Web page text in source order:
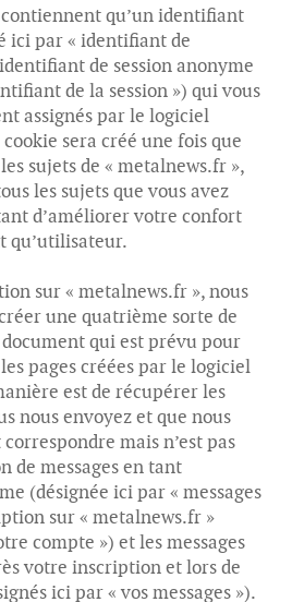
qu’un identifiant
ici par « identifiant de
de session anonyme
de la session ») qui vous
assignés par le logiciel
sera créé une fois que
sujets de « metalnews.fr »,
les sujets que vous avez
d’améliorer votre confort
qu’utilisateur.
sur « metalnews.fr », nous
une quatrième sorte de
qui est prévu pour
pages créées par le logiciel
est de récupérer les
nous envoyez et que nous
mais n’est pas
de messages en tant
(désignée ici par « messages
sur « metalnews.fr »
compte ») et les messages
votre inscription et lors de
ici par « vos messages »).